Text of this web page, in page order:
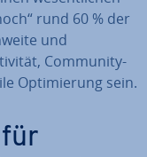
rund 60 % der
und
Community-
Op­ti­mie­rung sein.